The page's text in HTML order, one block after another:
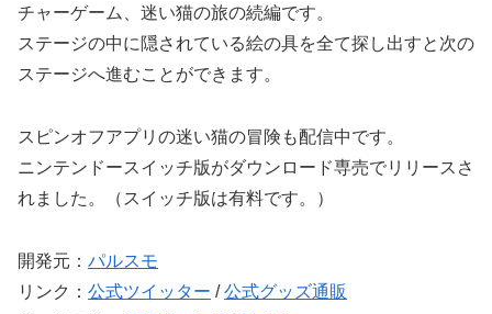
チャーゲーム、迷い猫の旅の続編です。
ステージの中に隠されている絵の具を全て探し出すと次の
ステージへ進むことができます。
スピンオフアプリの迷い猫の冒険も配信中です。
ニンテンドースイッチ版がダウンロード専売でリリースさ
れました。（スイッチ版は有料です。）
開発元： パルスモ
リンク： 公式ツイッター /公式グッズ通販